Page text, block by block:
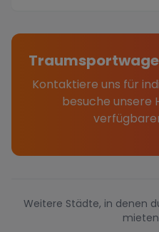
Kontaktiere uns für
besuche unsere
Weitere Städte, in denen